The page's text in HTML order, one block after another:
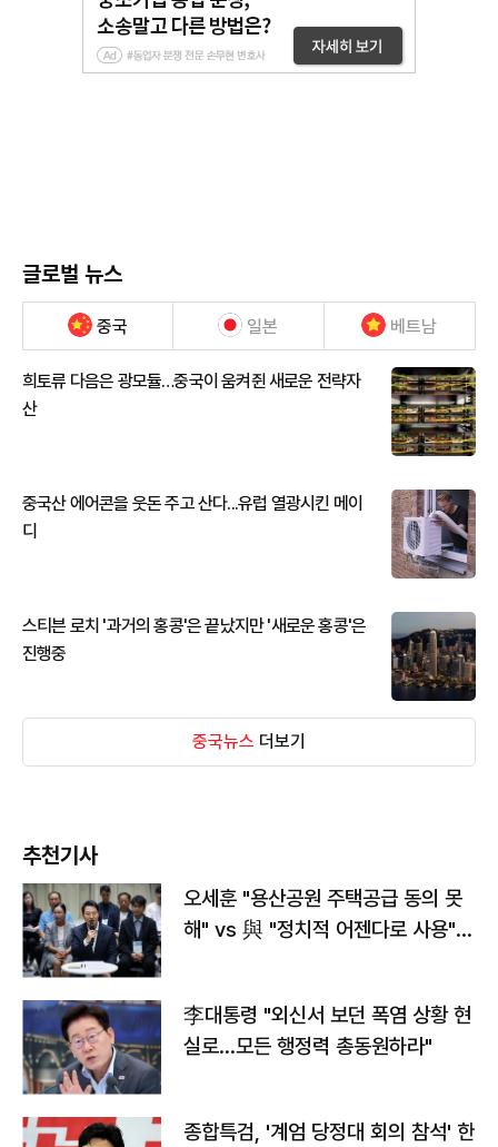
글로벌 뉴스
중국 일본 베트남
희토류 다음은 광모듈…중국이 움켜쥔 새로운 전략자
산
중국산 에어콘을 웃돈 주고 산다...유럽 열광시킨 메이
디
스티븐 로치 '과거의 홍콩'은 끝났지만 '새로운 홍콩'은
진행중
중국뉴스 더보기
추천기사
오세훈 "용산공원 주택공급 동의 못
해" vs 與 "정치적 어젠다로 사용"
李대통령 "외신서 보던 폭염 상황 현
실로…모든 행정력 총동원하라"
종합특검, '계엄 당정대 회의 참석' 한